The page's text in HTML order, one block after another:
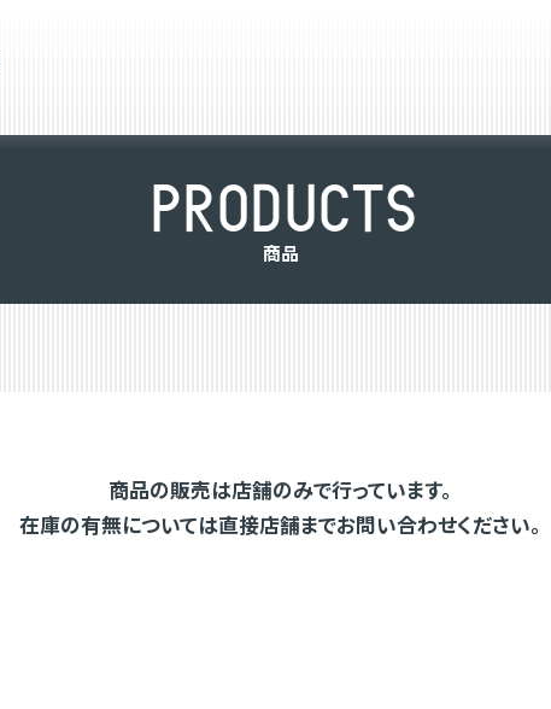
PRODUCTS
商品
商品の販売は店舗のみで行っています。
在庫の有無については直接店舗までお問い合わせください。